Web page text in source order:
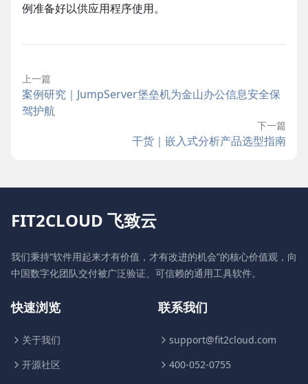
例准备好以供应用程序使用。
上一篇
案例研究｜JumpServer堡垒机为金山办公信息安全保
驾护航
下一篇
干货｜嵌入式分析产品选型指南
FIT2CLOUD 飞致云
我们秉持“软件用起来才有价值，才有改进的机会”的核心价值观，向
中国数字化团队交付被广泛验证、可信赖的通用工具软件。
快速浏览
关于我们
开源社区
联系我们
support@fit2cloud.com
400-052-0755